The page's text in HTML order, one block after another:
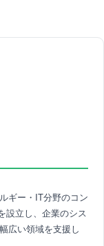
ギー・IT分野のコン
設立し、企業のシス
広い領域を支援し